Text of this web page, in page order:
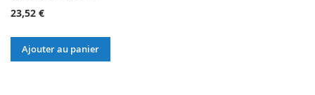
23,52 €
Ajouter au panier